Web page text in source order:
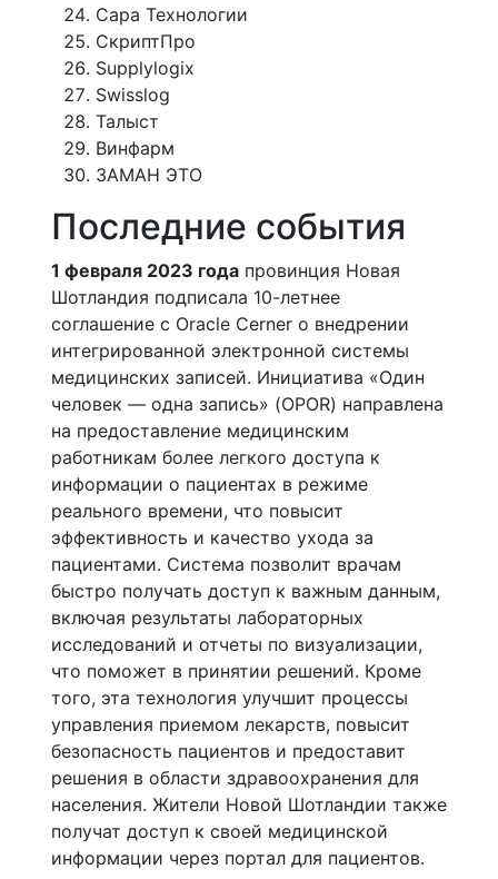
Сара Технологии
СкриптПро
Supplylogix
Swisslog
Талыст
Винфарм
ЗАМАН ЭТО
Последние события
1 февраля 2023 года провинция Новая
Шотландия подписала 10-летнее
соглашение с Oracle Cerner о внедрении
интегрированной электронной системы
медицинских записей. Инициатива «Один
человек — одна запись» (OPOR) направлена
на предоставление медицинским
работникам более легкого доступа к
информации о пациентах в режиме
реального времени, что повысит
эффективность и качество ухода за
пациентами. Система позволит врачам
быстро получать доступ к важным данным,
включая результаты лабораторных
исследований и отчеты по визуализации,
что поможет в принятии решений. Кроме
того, эта технология улучшит процессы
управления приемом лекарств, повысит
безопасность пациентов и предоставит
решения в области здравоохранения для
населения. Жители Новой Шотландии также
получат доступ к своей медицинской
информации через портал для пациентов.